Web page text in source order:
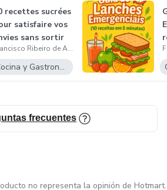
recettes sucrées
satisfaire vos
sans sortir
Francisco Ribeiro de Araujo Junior
Cocina y Gastronomía
frecuentes
no representa la opinión de Hotmart.